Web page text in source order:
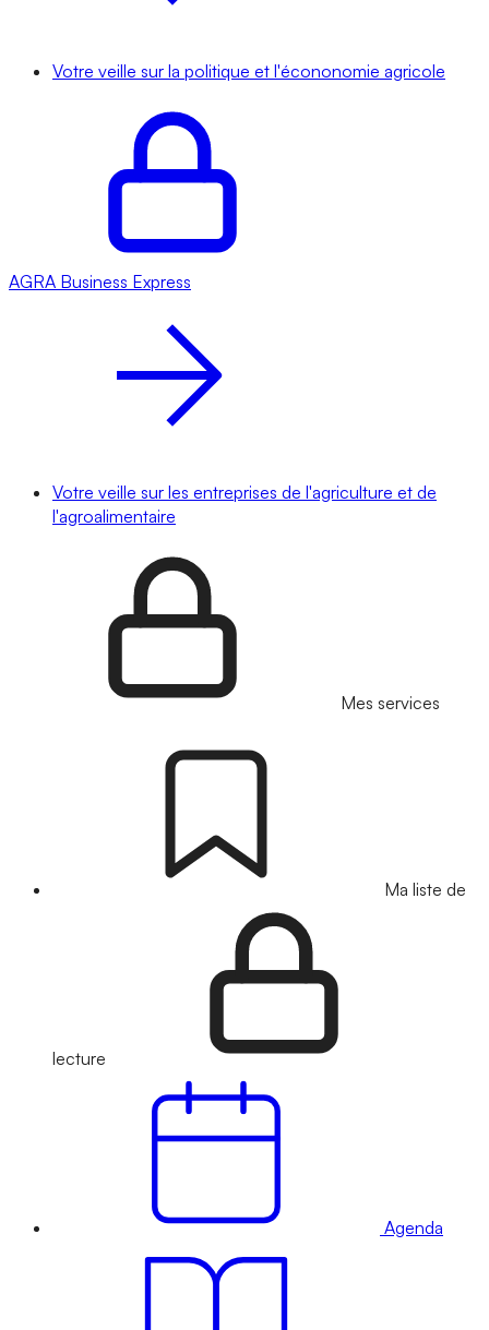
Votre veille sur la politique et l'écononomie agricole
AGRA Business Express
Votre veille sur les entreprises de l'agriculture et de
l'agroalimentaire
Mes services
Ma liste de
lecture
Agenda